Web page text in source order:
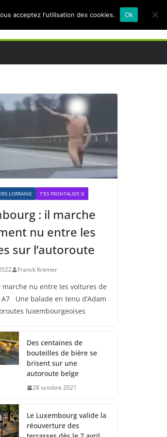
LORRAINE T'ES FRONTALIER SI
: il marche
nu entre les
sur l’autoroute
Franck Kremer
marche nu entre les voitures de
A7 Une balade en tenu d’Adam
luxembourgeoises
Des centaines de
bouteilles de bière se
brisent sur une
autoroute belge
28 octobre 2021
Le Luxembourg valide la
réouverture des
acceptez l'utilisation des cookies. Ok